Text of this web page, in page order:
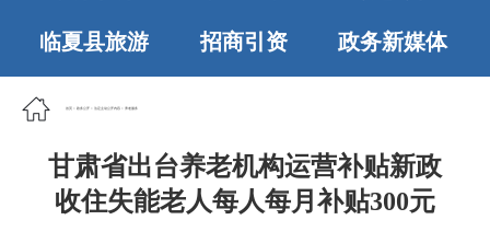
临夏县旅游 招商引资 政务新媒体
首页 政务公开 法定主动公开内容 养老服务
甘肃省出台养老机构运营补贴新政
收住失能老人每人每月补贴300元